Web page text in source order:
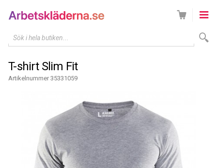
Sök i hela butiken...
T-shirt Slim Fit
Artikelnummer 35331059